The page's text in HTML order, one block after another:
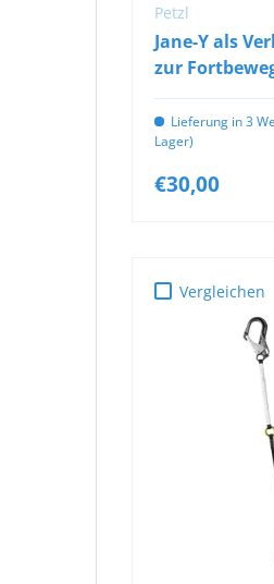
Petzl
Jane-Y als
zur
Lieferung in 3
Lager)
€30,00
Vergleichen
IN DEN